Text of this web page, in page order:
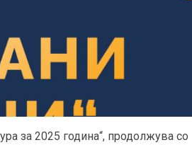
за 2025 година“, продолжува со